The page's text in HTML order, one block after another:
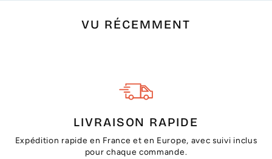
VU RÉCEMMENT
LIVRAISON RAPIDE
Expédition rapide en France et en Europe, avec suivi inclus
pour chaque commande.